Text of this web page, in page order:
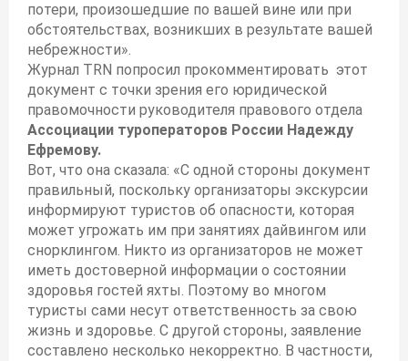
потери, произошедшие по вашей вине или при
обстоятельствах, возникших в результате вашей
небрежности».
Журнал TRN попросил прокомментировать этот
документ с точки зрения его юридической
правомочности руководителя правового отдела
Ассоциации туроператоров России Надежду
Ефремову.
Вот, что она сказала: «С одной стороны документ
правильный, поскольку организаторы экскурсии
информируют туристов об опасности, которая
может угрожать им при занятиях дайвингом или
снорклингом. Никто из организаторов не может
иметь достоверной информации о состоянии
здоровья гостей яхты. Поэтому во многом
туристы сами несут ответственность за свою
жизнь и здоровье. С другой стороны, заявление
составлено несколько некорректно. В частности,